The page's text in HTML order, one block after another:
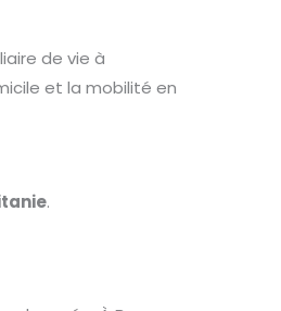
de vie à
et la mobilité en
.